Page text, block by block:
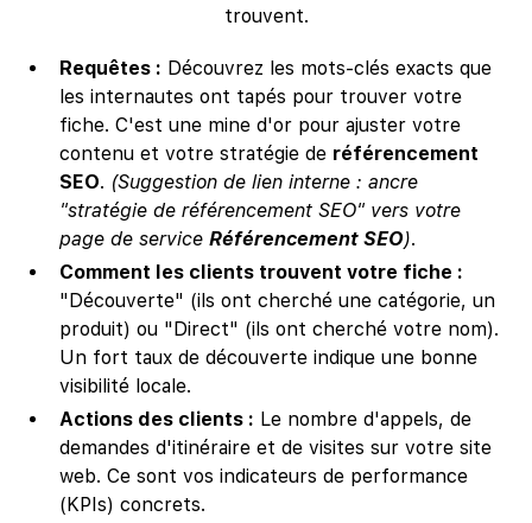
trouvent.
Requêtes : Découvrez les mots-clés exacts que
les internautes ont tapés pour trouver votre
fiche. C'est une mine d'or pour ajuster votre
contenu et votre stratégie de référencement
SEO. (Suggestion de lien interne : ancre
"stratégie de référencement SEO" vers votre
page de serviceRéférencement SEO).
Comment les clients trouvent votre fiche :
"Découverte" (ils ont cherché une catégorie, un
produit) ou "Direct" (ils ont cherché votre nom).
Un fort taux de découverte indique une bonne
visibilité locale.
Actions des clients : Le nombre d'appels, de
demandes d'itinéraire et de visites sur votre site
web. Ce sont vos indicateurs de performance
(KPIs) concrets.